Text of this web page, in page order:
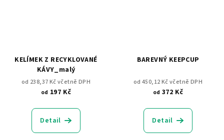
KELÍMEK Z RECYKLOVANÉ
KÁVY_malý
od 238,37 Kč včetně DPH
od 197 Kč
Detail
BAREVNÝ KEEPCUP
od 450,12 Kč včetně DPH
od 372 Kč
Detail